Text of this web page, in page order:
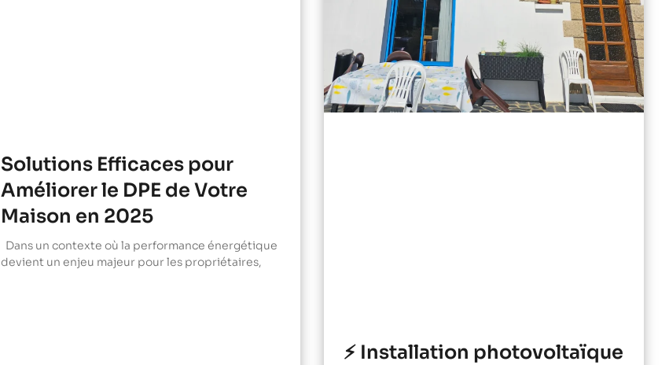
Solutions Efficaces pour
Améliorer le DPE de Votre
Maison en 2025
Dans un contexte où la performance énergétique
devient un enjeu majeur pour les propriétaires,
⚡ Installation photovoltaïque